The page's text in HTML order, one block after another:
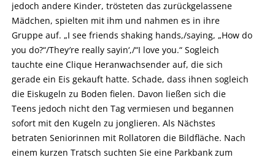
jedoch andere Kinder, trösteten das zurückgelassene
Mädchen, spielten mit ihm und nahmen es in ihre
Gruppe auf. „I see friends shaking hands,/saying, „How do
you do?“/They′re really sayin‘,/“I love you.“ Sogleich
tauchte eine Clique Heranwachsender auf, die sich
gerade ein Eis gekauft hatte. Schade, dass ihnen sogleich
die Eiskugeln zu Boden fielen. Davon ließen sich die
Teens jedoch nicht den Tag vermiesen und begannen
sofort mit den Kugeln zu jonglieren. Als Nächstes
betraten Seniorinnen mit Rollatoren die Bildfläche. Nach
einem kurzen Tratsch suchten Sie eine Parkbank zum